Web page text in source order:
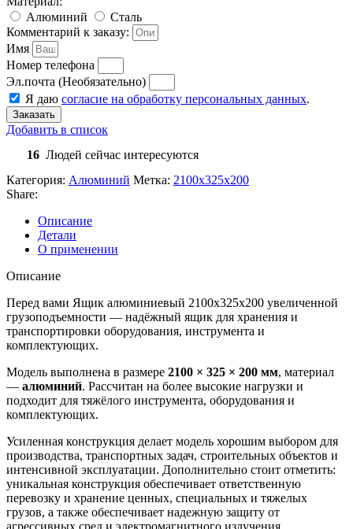
Алюминий
Сталь
Комментарий к заказу:
Имя
Номер телефона
Эл.почта (Необязательно)
Я даю согласие на обработку персональных данных.
Заказать
Добавить в список
16 Людей сейчас интересуются
Категория: Алюминий Метка: 2100х325х200
Share:
Описание
Детали
О применении
Описание
Перед вами Ящик алюминиевый 2100х325х200 увеличенной
грузоподъемности — надёжный ящик для хранения и
транспортировки оборудования, инструмента и
комплектующих.
Модель выполнена в размере 2100 × 325 × 200 мм, материал
— алюминий. Рассчитан на более высокие нагрузки и
подходит для тяжёлого инструмента, оборудования и
комплектующих.
Усиленная конструкция делает модель хорошим выбором для
производства, транспортных задач, строительных объектов и
интенсивной эксплуатации. Дополнительно стоит отметить:
уникальная конструкция обеспечивает ответственную
перевозку и хранение ценных, специальных и тяжелых
грузов, а также обеспечивает надежную защиту от